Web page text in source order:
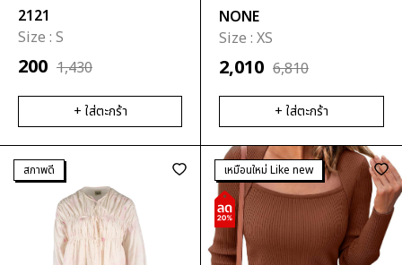
SALE
Gentlewoman
LOOKBOOKLOOKBOOK
Pull&Bear
Rally Movement
เสื้อ
คาร์ดิเเกน
เสื้อคลุม/
แจ็คเก็ต
เบลเซอร์/
เสื้อสูท
เสื้อกั๊ก
กระโปรง
กระโปรง
ทรงย้วย
กระโปรง
ทรง
ปลาย
2121
Size : S
200 1,430
+ ใส่ตะกร้า
NONE
Size : XS
2,010 6,810
+ ใส่ตะกร้า
สภาพดี เหมือนใหม่ Like new